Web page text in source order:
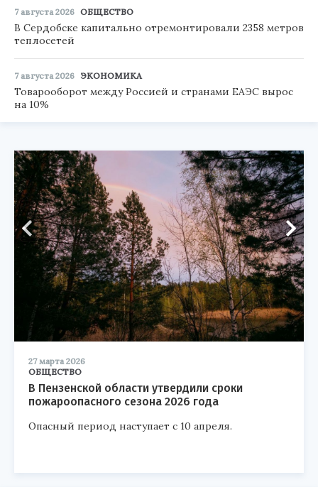
7 августа 2026 ОБЩЕСТВО
В Сердобске капитально отремонтировали 2358 метров
теплосетей
7 августа 2026 ЭКОНОМИКА
Товарооборот между Россией и странами ЕАЭС вырос
на 10%
27 марта 2026
ОБЩЕСТВО
В Пензенской области утвердили сроки
пожароопасного сезона 2026 года
Опасный период наступает с 10 апреля.